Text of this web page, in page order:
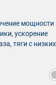
мощности
ускорение
тяги с низких